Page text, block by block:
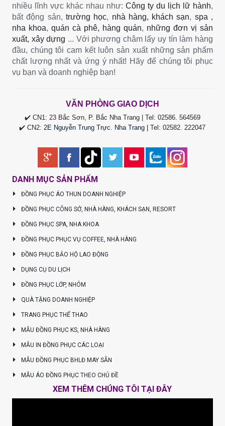
nhiều lĩnh vực khác nhau như: Công ty du lịch lữ hành,
bất động sản, trường học, nhà hàng, khách sạn, spa ,
nha khoa, quán cà phê, hàng quán, những đơn vị sản
xuất, xây dựng ... Với phương châm lấy uy tín làm hàng
đầu, chúng tôi cam kết luôn sản xuất những sản phẩm
chất lượng nhất và ứng ý nhất! Hãy để chúng tôi phục
vụ bạn và doanh nghiệp bạn!
VĂN PHÒNG GIAO DỊCH
✔️ CN1: 23 Bắc Sơn, P. Bắc Nha Trang | Tel: 02586. 564569
✔️ CN2:2E Nguyễn Trung Trực. Nha Trang |Tel :02582. 222047
DANH MỤC SẢN PHẨM
ĐỒNG PHỤC ÁO THUN DOANH NGHIỆP
ĐỒNG PHỤC CÔNG SỞ, NHÀ HÀNG, KHÁCH SẠN, RESORT
ĐỒNG PHỤC SPA, NHA KHOA
ĐỒNG PHỤC PHỤC VỤ COFFEE, NHÀ HÀNG
ĐỒNG PHỤC BẢO HỘ LAO ĐỘNG
DỤNG CỤ DU LỊCH
ĐỒNG PHỤC LỚP, NHÓM
QUÀ TẶNG DOANH NGHIỆP
TRANG PHỤC THỂ THAO
MẪU ĐỒNG PHỤC KS, NHÀ HÀNG
MẪU IN ĐỒNG PHỤC CÁC LOẠI
MẪU ĐỒNG PHỤC BHLĐ MAY SẴN
MẪU ÁO ĐỒNG PHỤC THEO CHỦ ĐỀ
XEM THÊM CHÚNG TÔI TẠI ĐÂY